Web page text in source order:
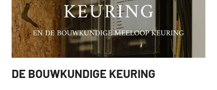
SEVEN.
DE BOUWKUNDIGE KEURING